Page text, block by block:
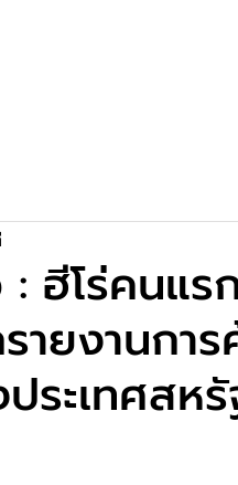
ฮีโร่คนแร
ายงานกา
ระเทศสห